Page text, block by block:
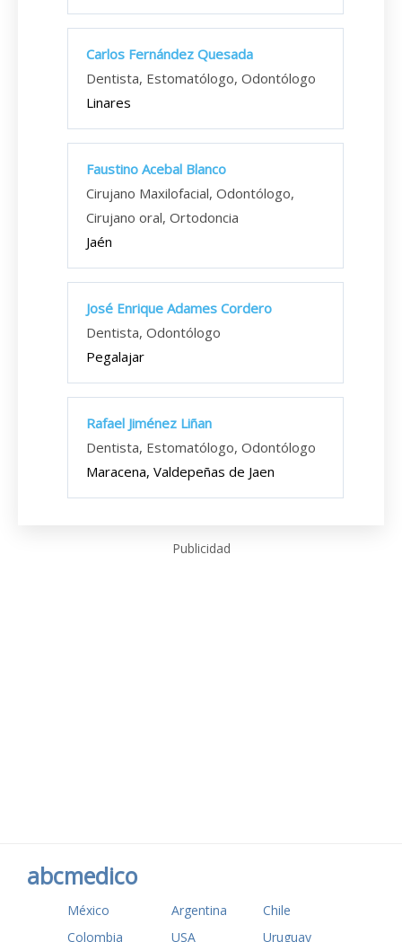
Carlos Fernández Quesada
Dentista, Estomatólogo, Odontólogo
Linares
Faustino Acebal Blanco
Cirujano Maxilofacial, Odontólogo,
Cirujano oral, Ortodoncia
Jaén
José Enrique Adames Cordero
Dentista, Odontólogo
Pegalajar
Rafael Jiménez Liñan
Dentista, Estomatólogo, Odontólogo
Maracena, Valdepeñas de Jaen
Publicidad
abcmedico
México Argentina
Chile
Colombia
USA Uruguay